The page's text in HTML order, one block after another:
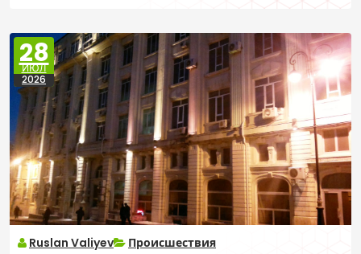
28
ИЮЛ
2026
Ruslan Valiyev Происшествия